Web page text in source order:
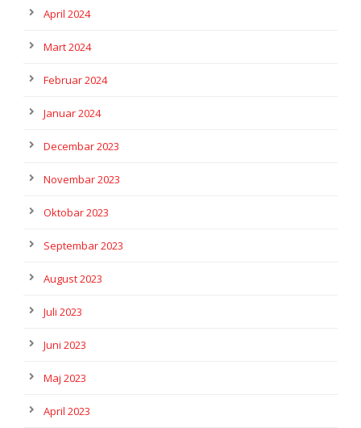
April 2024
Mart 2024
Februar 2024
Januar 2024
Decembar 2023
Novembar 2023
Oktobar 2023
Septembar 2023
August 2023
Juli 2023
Juni 2023
Maj 2023
April 2023